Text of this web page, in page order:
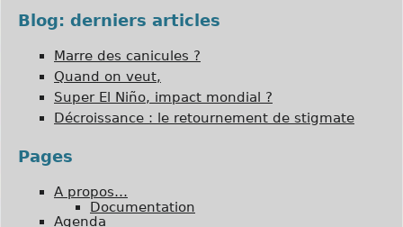
Blog: derniers articles
Marre des canicules ?
Quand on veut,
Super El Niño, impact mondial ?
Décroissance : le retournement de stigmate
Pages
A propos…
Documentation
Agenda